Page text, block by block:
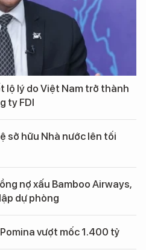
lộ lý do Việt Nam trở thành
ty FDI
sở hữu Nhà nước lên tối
nợ xấu Bamboo Airways,
dự phòng
vượt mốc 1.400 tỷ